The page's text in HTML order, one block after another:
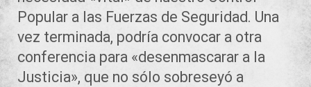
Popular a las Fuerzas de Seguridad. Una
vez terminada, podría convocar a otra
conferencia para «desenmascarar a la
Justicia», que no sólo sobreseyó a